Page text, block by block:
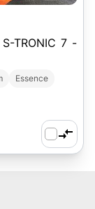
S-TRONIC 7 -
Essence